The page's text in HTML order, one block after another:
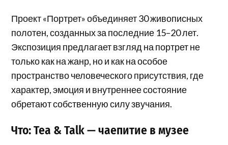
Проект «Портрет» объединяет 30 живописных
полотен, созданных за последние 15–20 лет.
Экспозиция предлагает взгляд на портрет не
только как на жанр, но и как на особое
пространство человеческого присутствия, где
характер, эмоция и внутреннее состояние
обретают собственную силу звучания.
Что: Tea & Talk — чаепитие в музее